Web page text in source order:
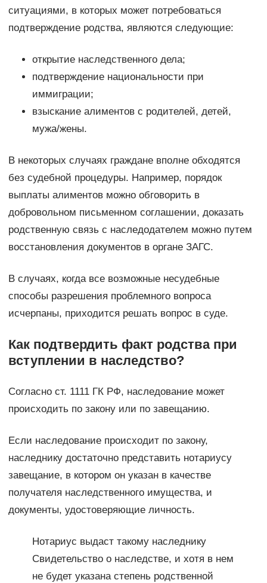
ситуациями, в которых может потребоваться
подтверждение родства, являются следующие:
открытие наследственного дела;
подтверждение национальности при
иммиграции;
взыскание алиментов с родителей, детей,
мужа/жены.
В некоторых случаях граждане вполне обходятся
без судебной процедуры. Например, порядок
выплаты алиментов можно обговорить в
добровольном письменном соглашении, доказать
родственную связь с наследодателем можно путем
восстановления документов в органе ЗАГС.
В случаях, когда все возможные несудебные
способы разрешения проблемного вопроса
исчерпаны, приходится решать вопрос в суде.
Как подтвердить факт родства при
вступлении в наследство?
Согласно ст. 1111 ГК РФ, наследование может
происходить по закону или по завещанию.
Если наследование происходит по закону,
наследнику достаточно представить нотариусу
завещание, в котором он указан в качестве
получателя наследственного имущества, и
документы, удостоверяющие личность.
Нотариус выдаст такому наследнику
Свидетельство о наследстве, и хотя в нем
не будет указана степень родственной